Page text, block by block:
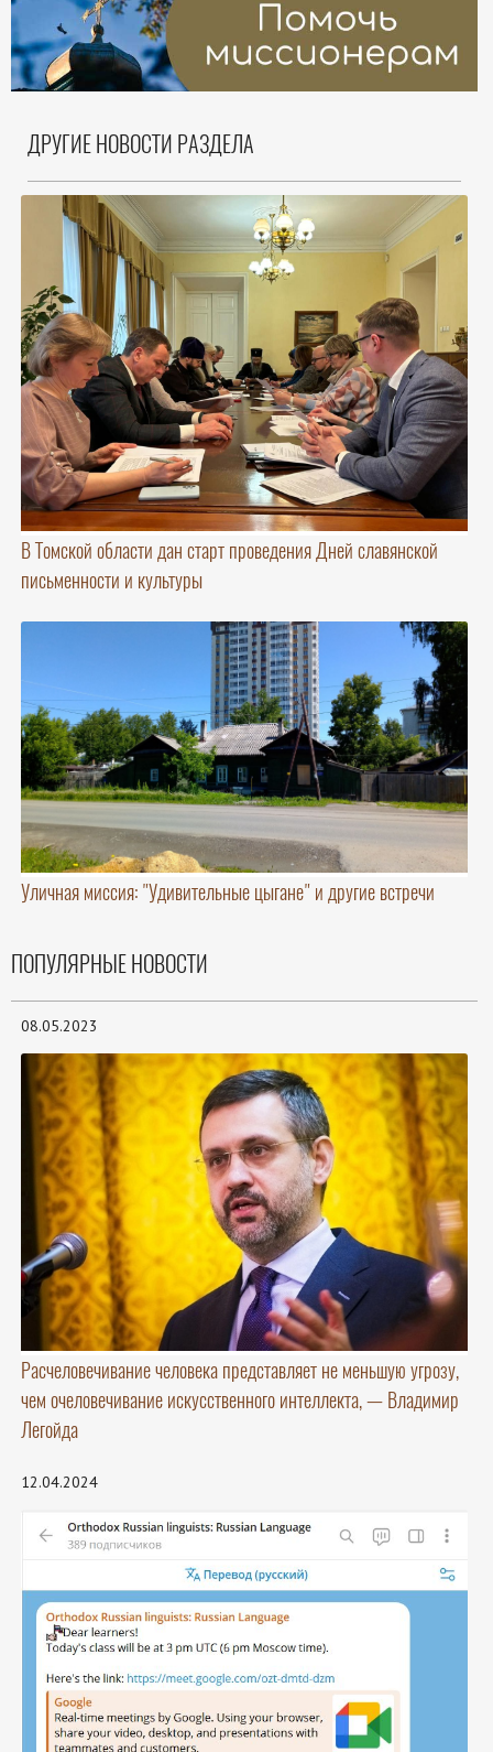
ДРУГИЕ НОВОСТИ РАЗДЕЛА
В Томской области дан старт проведения Дней славянской
письменности и культуры
Уличная миссия: "Удивительные цыгане" и другие встречи
ПОПУЛЯРНЫЕ НОВОСТИ
08.05.2023
Расчеловечивание человека представляет не меньшую угрозу,
чем очеловечивание искусственного интеллекта, — Владимир
Легойда
12.04.2024